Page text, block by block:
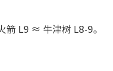
L9 ≈ 牛津树 L8-9。